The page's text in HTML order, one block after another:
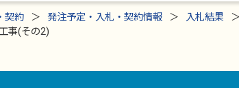
契約 発注予定・入札・契約情報 入札結果
事(その2)